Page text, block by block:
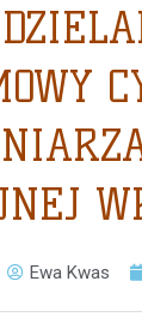
Ewa Kwas